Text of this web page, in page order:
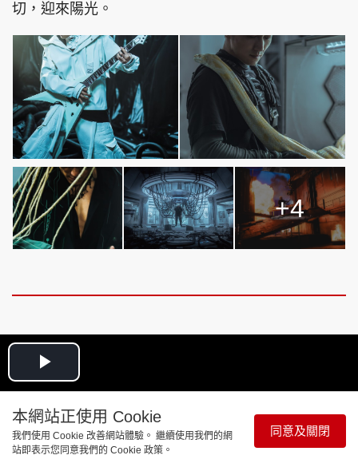
切，迎來陽光。
+4
Play
Video
本網站正使用 Cookie
我們使用 Cookie 改善網站體驗。 繼續使用我們的網
站即表示您同意我們的 Cookie 政策。
同意及關閉